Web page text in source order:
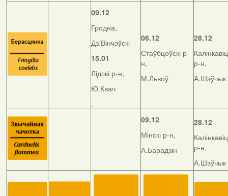
09.12
Гродна,
Дз.Вінчэўскі
15.01
Лідскі р-н,
Ю.Квач
.
06.12
Стаўбцоўскі р-
н,
М.Львоў
28.12
р-н,
А.Шэўчык
09.12
Мінскі р-н,
А.Барадзін
28.12
р-н,
А.Шэўчык